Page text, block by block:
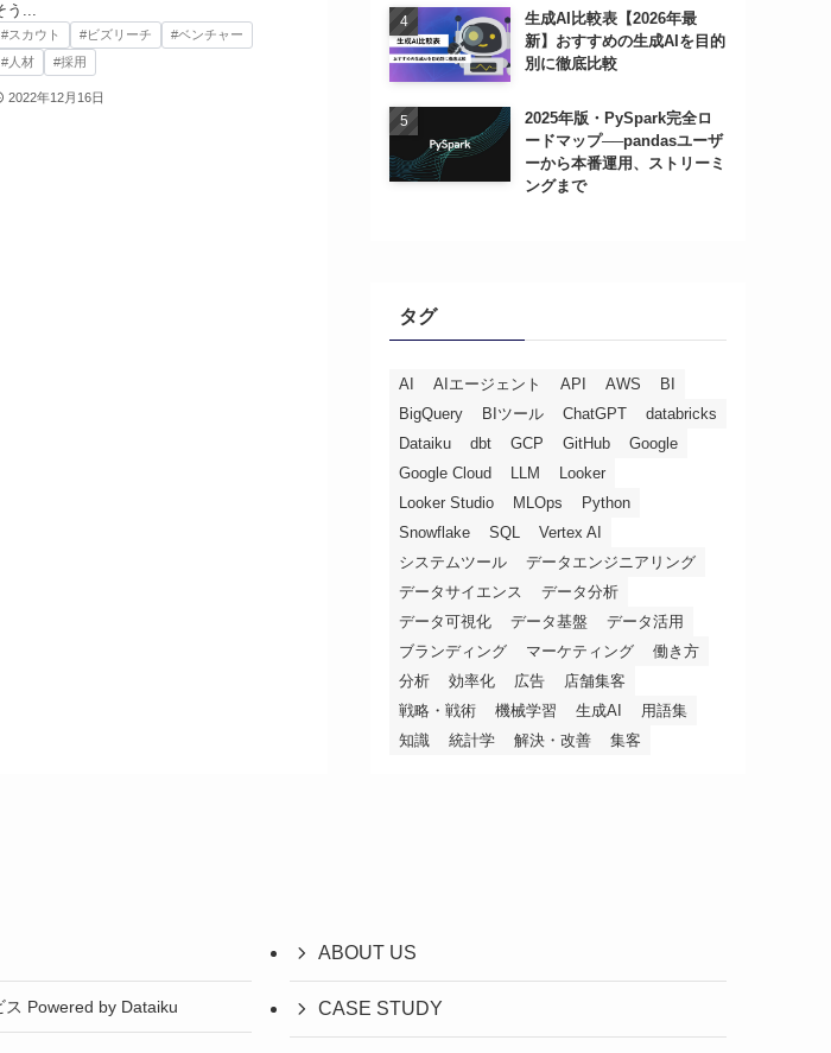
う...
#スカウト #ビズリーチ
#ベンチャー
#人材
#採用
2022年12月16日
生成AI比較表【2026年最
新】おすすめの生成AIを目的
別に徹底比較
2025年版・PySpark完全ロ
ードマップ──pandasユーザ
ーから本番運用、ストリーミ
ングまで
タグ
AI AIエージェント API AWS
BI
BigQuery
BIツール ChatGPT
databricks
Dataiku
dbt GCP GitHub
Google
Google Cloud
LLM
Looker
Looker Studio
MLOps
Python
Snowflake
SQL
Vertex AI
システムツール
データエンジニアリング
データサイエンス
データ分析
データ可視化
データ基盤
データ活用
ブランディング
マーケティング
働き方
分析
効率化 広告
店舗集客
戦略・戦術
機械学習 生成AI
用語集
知識
統計学 解決・改善 集客
ス Powered by Dataiku
ABOUT US
CASE STUDY